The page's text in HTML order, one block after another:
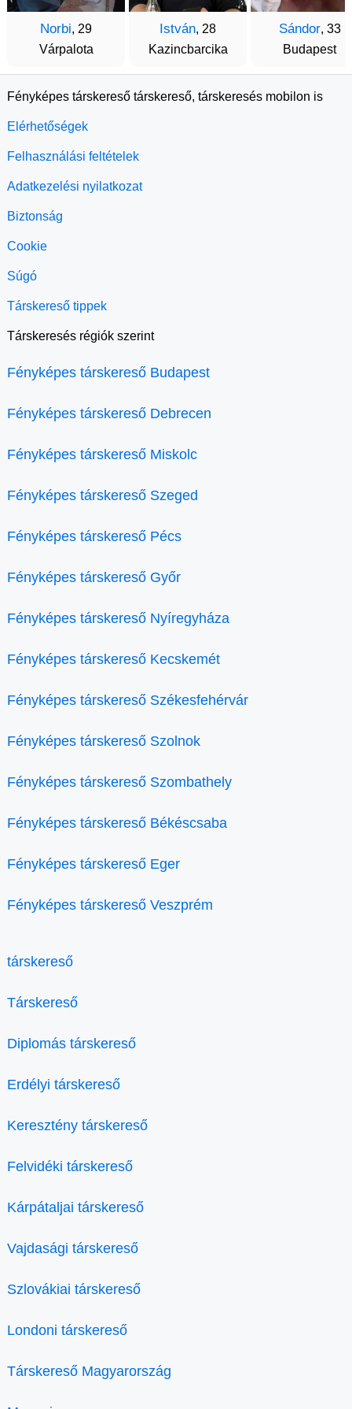
Norbi, 29
Várpalota
István, 28
Kazincbarcika
Sándor, 33
Budapest
Fényképes társkereső társkereső, társkeresés mobilon is
Elérhetőségek
Felhasználási feltételek
Adatkezelési nyilatkozat
Biztonság
Cookie
Súgó
Társkereső tippek
Társkeresés régiók szerint
Fényképes társkereső Budapest
Fényképes társkereső Debrecen
Fényképes társkereső Miskolc
Fényképes társkereső Szeged
Fényképes társkereső Pécs
Fényképes társkereső Győr
Fényképes társkereső Nyíregyháza
Fényképes társkereső Kecskemét
Fényképes társkereső Székesfehérvár
Fényképes társkereső Szolnok
Fényképes társkereső Szombathely
Fényképes társkereső Békéscsaba
Fényképes társkereső Eger
Fényképes társkereső Veszprém
társkereső
Társkereső
Diplomás társkereső
Erdélyi társkereső
Keresztény társkereső
Felvidéki társkereső
Kárpátaljai társkereső
Vajdasági társkereső
Szlovákiai társkereső
Londoni társkereső
Társkereső Magyarország